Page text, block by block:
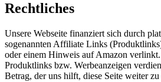
Rechtliches
Unsere Webseite finanziert sich durch
sogenannten Affiliate Links
oder einem Hinweis auf Amazon
Produktlinks bzw. Werbeanzeigen
Betrag, der uns hilft, diese Seite weiter zu